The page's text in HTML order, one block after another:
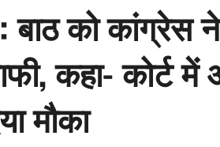
बाठ को कांग्रेस
कहा- कोर्ट
मौका